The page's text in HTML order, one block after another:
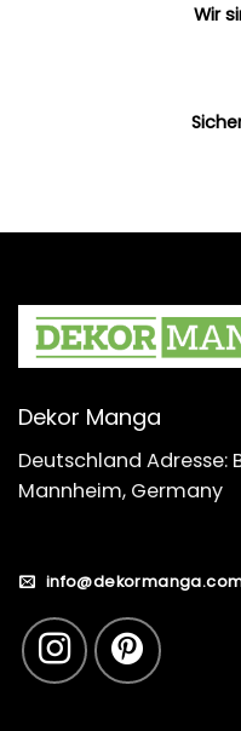
Wir
Dekor Manga
Deutschland Adresse:
Mannheim, Germany